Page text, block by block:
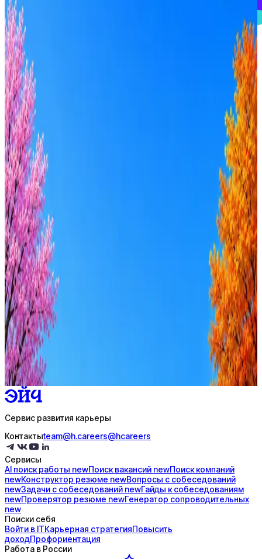
Лунское море
0активные вакансии
Стратегия поиска с AI: рынки, позиции, вилка, каналы
Ежедневный подбор из 600+ источников
AI генерация сопроводительных писем
Сервис развития карьеры
Контактыteam@h.careers@hcareers
Сервисы
AI поискработы newПоисквакансий newПоисккомпаний
newКонструктор резюме newВопросы с собеседований
newЗадачи с собеседований newГайды ксобеседованиям
newПроверятор резюме newГенератор сопроводительных
new
Поиски себя
Войти в ITКарьерная стратегияПовысить
доходПрофориентация
Работа в России